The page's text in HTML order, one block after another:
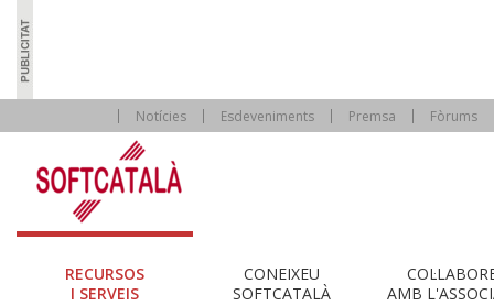
Notícies Esdeveniments Premsa Fòrums
RECURSOS
I SERVEIS
CONEIXEU
SOFTCATALÀ
AMB